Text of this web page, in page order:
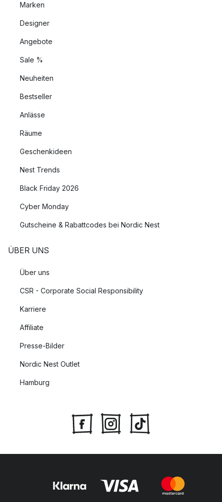
Marken
Designer
Angebote
Sale %
Neuheiten
Bestseller
Anlässe
Räume
Geschenkideen
Nest Trends
Black Friday 2026
Cyber Monday
Gutscheine & Rabattcodes bei Nordic Nest
ÜBER UNS
Über uns
CSR - Corporate Social Responsibility
Karriere
Affiliate
Presse-Bilder
Nordic Nest Outlet
Hamburg